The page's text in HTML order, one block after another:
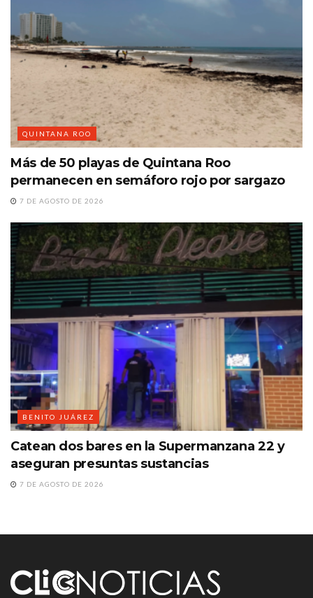
QUINTANA ROO
Más de 50 playas de Quintana Roo
permanecen en semáforo rojo por sargazo
7 DE AGOSTO DE 2026
BENITO JUÁREZ
Catean dos bares en la Supermanzana 22 y
aseguran presuntas sustancias
7 DE AGOSTO DE 2026